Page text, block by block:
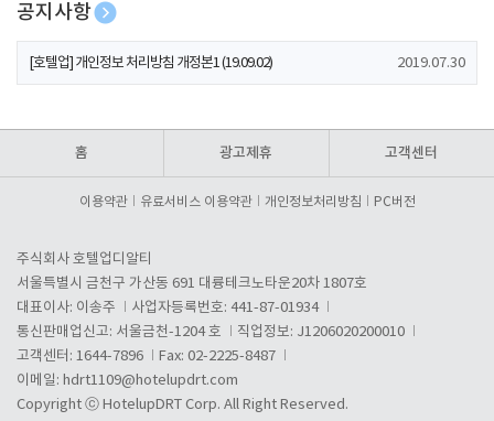
공지사항
[호텔업] 개인정보 처리방침 개정본2 (19.09.02)
[호텔업] 개인정보 처리방침 개정본1 (19.09.02) 2019.07.30
홈 광고제휴 고객센터
이용약관 유료서비스 이용약관 개인정보처리방침 PC버전
주식회사 호텔업디알티
서울특별시 금천구 가산동 691 대륭테크노타운20차 1807호
대표이사: 이송주
사업자등록번호: 441-87-01934
통신판매업신고: 서울금천-1204 호
직업정보: J1206020200010
고객센터: 1644-7896
Fax: 02-2225-8487
이메일: hdrt1109@hotelupdrt.com
Copyright ⓒ HotelupDRT Corp. All Right Reserved.